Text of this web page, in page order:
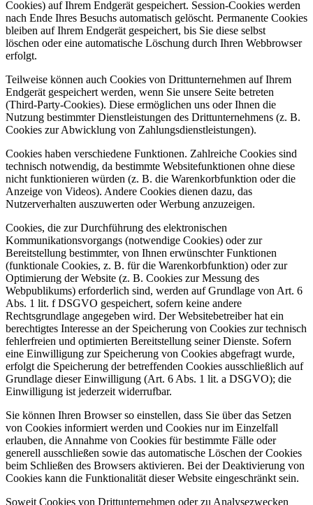
Cookies) auf Ihrem Endgerät gespeichert. Session-Cookies werden
nach Ende Ihres Besuchs automatisch gelöscht. Permanente Cookies
bleiben auf Ihrem Endgerät gespeichert, bis Sie diese selbst
löschen oder eine automatische Löschung durch Ihren Webbrowser
erfolgt.
Teilweise können auch Cookies von Drittunternehmen auf Ihrem
Endgerät gespeichert werden, wenn Sie unsere Seite betreten
(Third-Party-Cookies). Diese ermöglichen uns oder Ihnen die
Nutzung bestimmter Dienstleistungen des Drittunternehmens (z. B.
Cookies zur Abwicklung von Zahlungsdienstleistungen).
Cookies haben verschiedene Funktionen. Zahlreiche Cookies sind
technisch notwendig, da bestimmte Websitefunktionen ohne diese
nicht funktionieren würden (z. B. die Warenkorbfunktion oder die
Anzeige von Videos). Andere Cookies dienen dazu, das
Nutzerverhalten auszuwerten oder Werbung anzuzeigen.
Cookies, die zur Durchführung des elektronischen
Kommunikationsvorgangs (notwendige Cookies) oder zur
Bereitstellung bestimmter, von Ihnen erwünschter Funktionen
(funktionale Cookies, z. B. für die Warenkorbfunktion) oder zur
Optimierung der Website (z. B. Cookies zur Messung des
Webpublikums) erforderlich sind, werden auf Grundlage von Art. 6
Abs. 1 lit. f DSGVO gespeichert, sofern keine andere
Rechtsgrundlage angegeben wird. Der Websitebetreiber hat ein
berechtigtes Interesse an der Speicherung von Cookies zur technisch
fehlerfreien und optimierten Bereitstellung seiner Dienste. Sofern
eine Einwilligung zur Speicherung von Cookies abgefragt wurde,
erfolgt die Speicherung der betreffenden Cookies ausschließlich auf
Grundlage dieser Einwilligung (Art. 6 Abs. 1 lit. a DSGVO); die
Einwilligung ist jederzeit widerrufbar.
Sie können Ihren Browser so einstellen, dass Sie über das Setzen
von Cookies informiert werden und Cookies nur im Einzelfall
erlauben, die Annahme von Cookies für bestimmte Fälle oder
generell ausschließen sowie das automatische Löschen der Cookies
beim Schließen des Browsers aktivieren. Bei der Deaktivierung von
Cookies kann die Funktionalität dieser Website eingeschränkt sein.
Soweit Cookies von Drittunternehmen oder zu Analysezwecken